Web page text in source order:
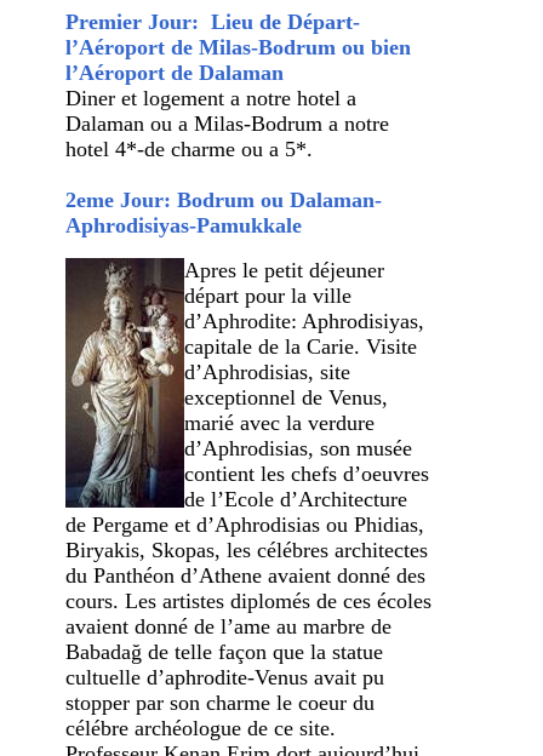
Premier Jour: Lieu de Départ-
l’Aéroport de Milas-Bodrum ou bien
l’Aéroport de Dalaman
Diner et logement a notre hotel a
Dalaman ou a Milas-Bodrum a notre
hotel 4*-de charme ou a 5*.
2eme Jour: Bodrum ou Dalaman-
Aphrodisiyas-Pamukkale
Apres le petit déjeuner
départ pour la ville
d’Aphrodite: Aphrodisiyas,
capitale de la Carie. Visite
d’Aphrodisias, site
exceptionnel de Venus,
marié avec la verdure
d’Aphrodisias, son musée
contient les chefs d’oeuvres
de l’Ecole d’Architecture
de Pergame et d’Aphrodisias ou Phidias,
Biryakis, Skopas, les célébres architectes
du Panthéon d’Athene avaient donné des
cours. Les artistes diplomés de ces écoles
avaient donné de l’ame au marbre de
Babadağ de telle façon que la statue
cultuelle d’aphrodite-Venus avait pu
stopper par son charme le coeur du
célébre archéologue de ce site.